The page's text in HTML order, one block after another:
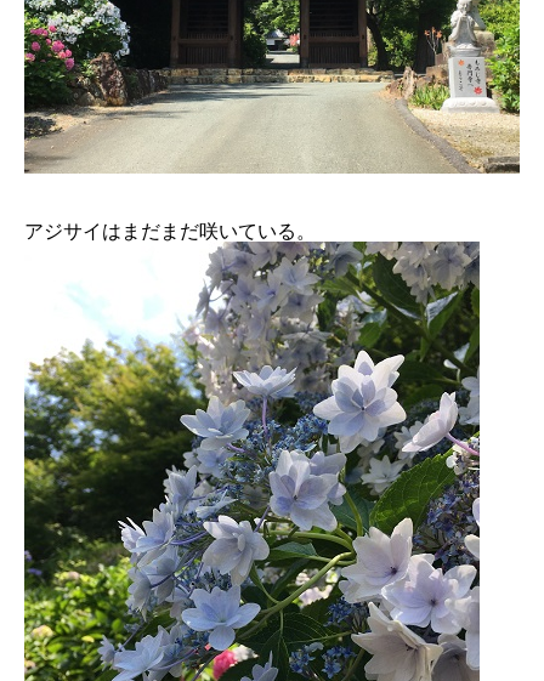
アジサイはまだまだ咲いている。